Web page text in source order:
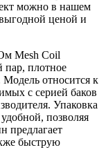
можно в нашем
ценой и
Mesh Coil
пар, плотное
относится к
с серией баков
Упаковка
позволяя
предлагает
быструю